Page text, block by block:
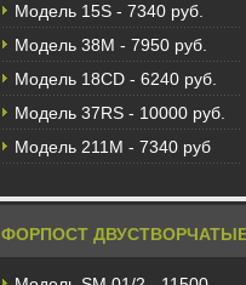
Модель 15S - 7340 руб.
Модель 38M - 7950 руб.
Модель 18CD - 6240 руб.
Модель 37RS - 10000 руб.
Модель 211М - 7340 руб
ФОРПОСТ